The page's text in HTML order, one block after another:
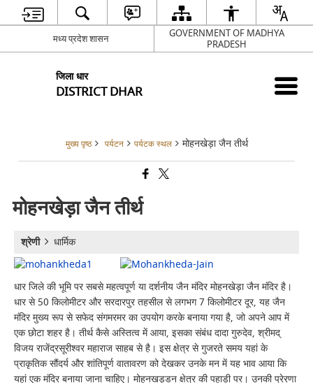
मध्य प्रदेश शासन
GOVERNMENT OF MADHYA
PRADESH
जिला धार
DISTRICT DHAR
मुख्य पृष्ठ पर्यटन पर्यटक स्थल मोहनखेड़ा जैन तीर्थ
मोहनखेड़ा जैन तीर्थ
श्रेणी धार्मिक
धार जिले की भूमि पर सबसे महत्वपूर्ण या दर्शनीय जैन मंदिर मोहनखेड़ा जैन मंदिर है।
धार से 50 किलोमीटर और सरदारपुर तहसील से लगभग 7 किलोमीटर दूर, यह जैन
मंदिर मुख्य रूप से सफेद संगमरमर का उपयोग करके बनाया गया है, जो अपने आप में
एक छोटा शहर है। तीर्थ कैसे अस्तित्व में आया, इसका संबंध दादा गुरुदेव, श्रीमद्
विजय राजेंद्रसूरीश्वर महाराज साहब से है। इस क्षेत्र से गुजरते समय यहां के
प्राकृतिक सौंदर्य और शांतिपूर्ण वातावरण को देखकर उनके मन में यह भाव आया कि
यहां एक मंदिर बनाया जाना चाहिए। मोहनखड्डन क्षेत्र की पहाड़ी पर। उनकी प्रेरणा